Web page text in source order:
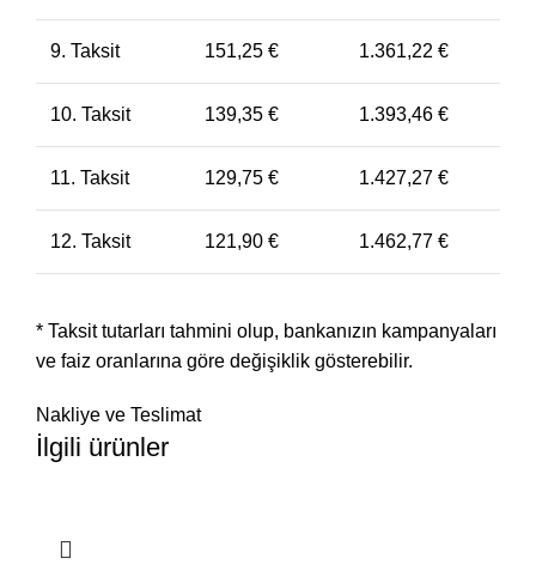
9. Taksit 151,25 € 1.361,22 €
10. Taksit 139,35 € 1.393,46 €
11. Taksit 129,75 € 1.427,27 €
12. Taksit 121,90 € 1.462,77 €
* Taksit tutarları tahmini olup, bankanızın kampanyaları
ve faiz oranlarına göre değişiklik gösterebilir.
Nakliye ve Teslimat
İlgili ürünler